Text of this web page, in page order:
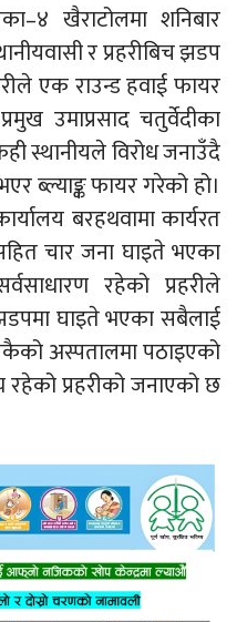
खैराटोलमा शनिबार
र प्रहरीबिच झडप
एक राउन्ड हवाई फायर
उमाप्रसाद चतुर्वेदीका
स्थानीयले विरोध जनाउँदै
ब्ल्याङ्क फायर गरेको हो।
बरहथवामा कार्यरत
चार जना घाइते भएका
रहेको प्रहरीले
घाइते भएका सबैलाई
अस्पतालमा पठाइएको
रहेको प्रहरीको जनाएको छ